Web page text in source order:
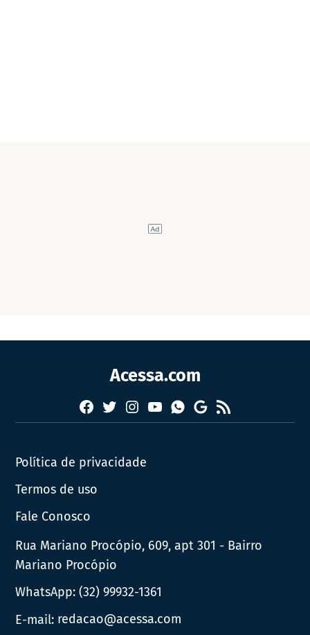
Acessa.com
Facebook
TwitterInstagram
YouTubeWhatsapp
Google
News
RSS
Política de privacidade
Termos de uso
Fale Conosco
Rua Mariano Procópio, 609, apt 301 - Bairro
Mariano Procópio
WhatsApp:(32) 99932-1361
E-mail: redacao@acessa.com